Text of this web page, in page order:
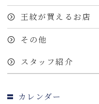
王紋が買えるお店
その他
スタッフ紹介
カレンダー